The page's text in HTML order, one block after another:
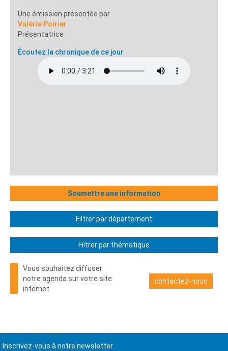
Une émission présentée par
Valérie Poirier
Présentatrice
Écoutez la chronique de ce jour
Soumettre une information
Filtrer par département
Filtrer par thématique
Vous souhaitez diffuser
notre agenda sur votre site
internet
contactez-nous
Inscrivez-vous à notre newsletter